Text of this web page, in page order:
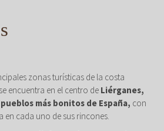
zonas turísticas de la costa
encuentra en el centro de Liérganes,
más bonitos de España, con
en cada uno de sus rincones.